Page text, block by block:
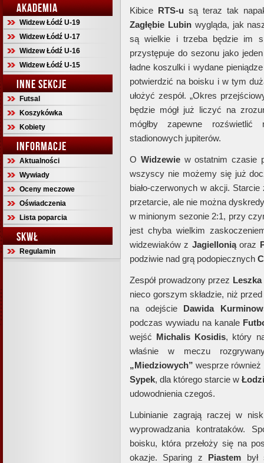
AKADEMIA
Widzew Łódź U-19
Widzew Łódź U-17
Widzew Łódź U-16
Widzew Łódź U-15
INNE SEKCJE
Futsal
Koszykówka
Kobiety
INFORMACJE
Aktualności
Wywiady
Oceny meczowe
Oświadczenia
Lista poparcia
SKWŁ
Regulamin
Kibice RTS-u są teraz tak
Zagłębie Lubinwygląda, jak
są wielkie i trzeba będzie im
przystępuje do sezonu jako
ładne koszulki i wydane
potwierdzić na boisku i w tym
ułożyć zespół. „Okres
będzie mógł już liczyć na
mógłby zapewne rozświetlić
stadionowych jupiterów.
O Widzewiew ostatnim czasie
wszyscy nie możemy się już
biało-czerwonych w akcji.
przetarcie, ale nie można
w minionym sezonie 2:1, przy
jest chyba wielkim
widzewiaków z Jagielloniąoraz
podziwie nad grą podopiecznych
Zespół prowadzony przez
nieco gorszym składzie, niż
na odejście Dawida
podczas wywiadu na kanale
wejść Michalis Kosidis, który
właśnie w meczu
„Miedziowych” wesprze również
Sypek, dla którego starcie w
udowodnienia czegoś.
Lubinianie zagrają raczej w
wyprowadzania kontrataków.
boisku, która przełoży się na
okazje. Sparing z Piastem był